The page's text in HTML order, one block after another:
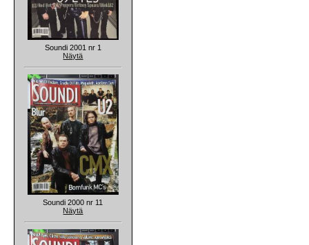
Soundi 2001 nr 1
Näytä
Soundi 2000 nr 11
Näytä